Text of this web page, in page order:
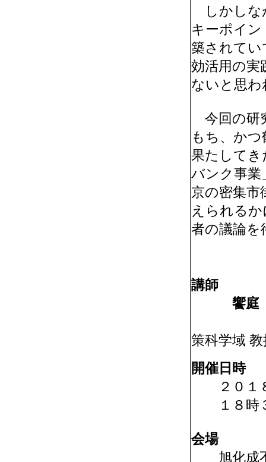
しかしな
キーポイ
築されてい
効活用の実
ないと思わ
今回の研
もち、か
果たしてき
バンク事業
京の密集市
えられる
者の議論
講師
饗庭 伸
策科学域 教
開催日時
２０１８
１８時３
会場
旭化成不